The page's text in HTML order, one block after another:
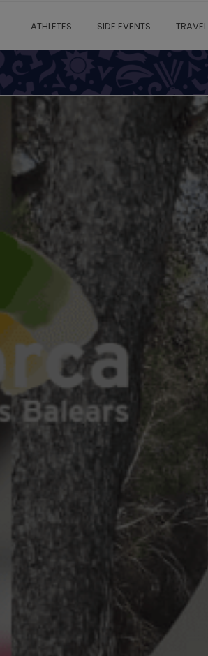
ATHLETES SIDE EVENTS TRAVEL